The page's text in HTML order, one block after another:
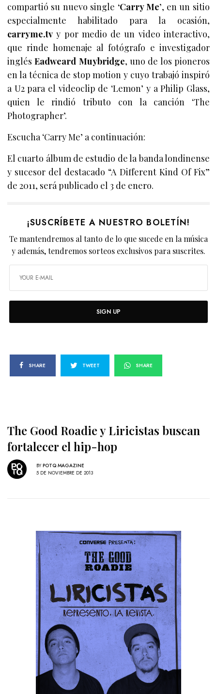
compartió su nuevo single ‘Carry Me’, en un sitio
especialmente habilitado para la ocasión,
carryme.tv y por medio de un video interactivo,
que rinde homenaje al fotógrafo e investigador
inglésEadweard Muybridge, uno de los pioneros
en la técnica de stop motion y cuyo trabajó inspiró
a U2 para el videoclip de ‘Lemon’ y a Philip Glass,
quien le rindió tributo con la canción ‘The
Photographer’.
Escucha ‘Carry Me’ a continuación:
El cuarto álbum de estudio de la banda londinense
y sucesor del destacado “A Different Kind Of Fix”
de 2011, será publicado el 3 de enero.
¡SUSCRÍBETE A NUESTRO BOLETÍN!
Te mantendremos al tanto de lo que sucede en la música
y además, tendremos sorteos exclusivos para suscrites.
SIGN UP
SHARE TWEET SHARE
The Good Roadie y Liricistas buscan
fortalecer el hip-hop
BY POTQ MAGAZINE
5 DE NOVIEMBRE DE 2013